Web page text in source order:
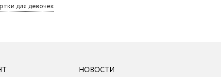
для девочек
НОВОСТИ